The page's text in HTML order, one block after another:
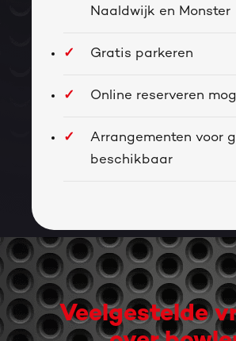
Naaldwijk en Monster
Gratis parkeren
Online reserveren
Arrangementen voor
beschikbaar
Veelgestelde